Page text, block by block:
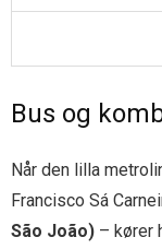
Bus og
Når den lilla
Francisco Sá
São João) – kører